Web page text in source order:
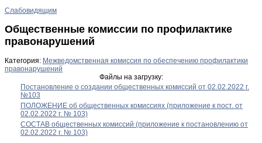
Слабовидящим
Общественные комиссии по профилактике
правонарушений
Категория: Межведомственная комиссия по обеспечению профилактики
правонарушений
Файлы на загрузку:
Постановление о создании общественных комиссий от 02.02.2022 г.
№103
ПОЛОЖЕНИЕ об общественных комиссиях (приложение к пост. от
02.02.2022 г. № 103)
СОСТАВ общественных комиссий (приложение к постановлению от
02.02.2022 г. № 103)